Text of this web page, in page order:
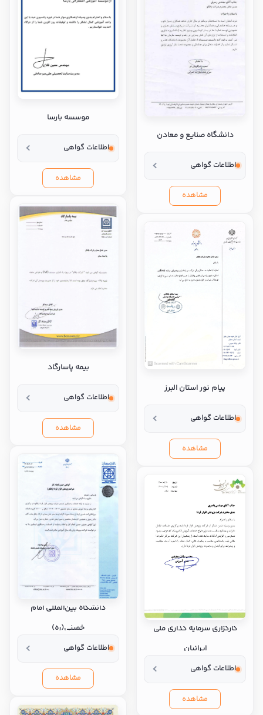
دانشگاه صنایع و معادن
اطلاعات گواهی
مشاهده
پیام نور استان البرز
اطلاعات گواهی
مشاهده
کارگزاری سرمایه گذاری ملی
ایرانیان
اطلاعات گواهی
مشاهده
موسسه بارسا
اطلاعات گواهی
مشاهده
بیمه پاسارگاد
اطلاعات گواهی
مشاهده
دانشگاه بین‌المللی امام
خمینی(ره)
اطلاعات گواهی
مشاهده